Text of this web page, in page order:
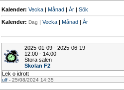
Kalender: Vecka | Månad | År | Sök
Kalender: Dag | Vecka | Månad | År
2025-01-09 - 2025-06-19
12:00 - 14:00
Stora salen
Skolan F2
Lek o idrott
ulf - 25/08/2024 14:35